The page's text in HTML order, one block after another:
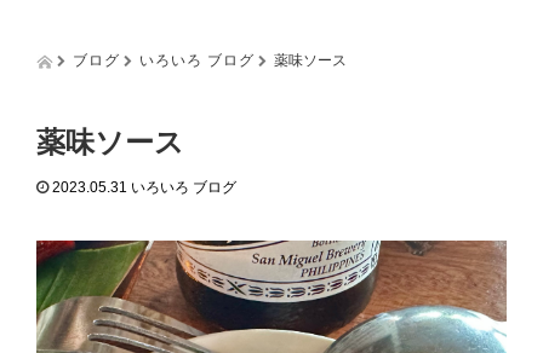
t
i
o
n
ブログ いろいろ ブログ 薬味ソース
薬味ソース
2023.05.31 いろいろ ブログ